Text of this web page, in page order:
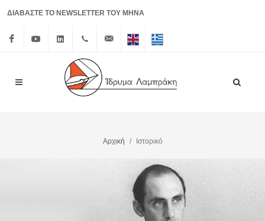
ΔΙΑΒΑΣΤΕ ΤΟ NEWSLETTER ΤΟΥ ΜΗΝΑ
Linkedin+30 210
3626150
info@lrf.gr
Αρχική Ιστορικό